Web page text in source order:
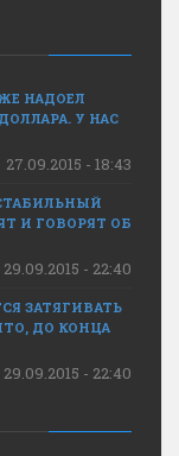
НАДОЕЛ
У НАС
27.09.2015 - 18:43
И ГОВОРЯТ ОБ
29.09.2015 - 22:40
ЗАТЯГИВАТЬ
ДО КОНЦА
29.09.2015 - 22:40